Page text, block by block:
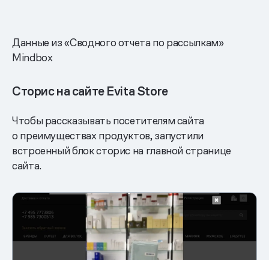
Данные из «Сводного отчета по рассылкам»
Mindbox
Сторис на сайте Evita Store
Чтобы рассказывать посетителям сайта
о преимуществах продуктов, запустили
встроенный блок сторис на главной странице
сайта.